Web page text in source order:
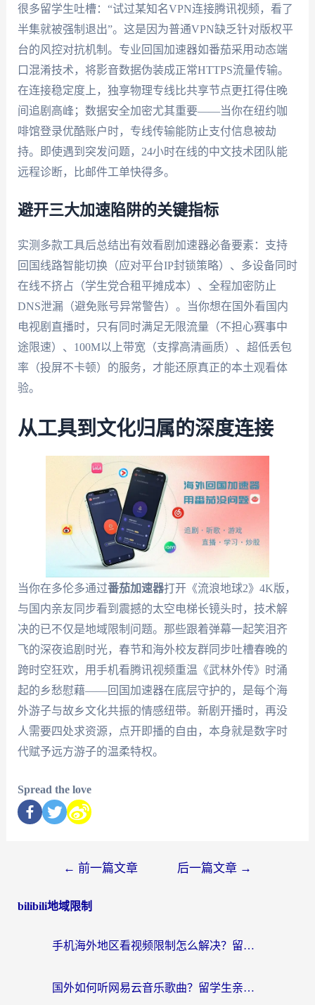
很多留学生吐槽：“试过某知名VPN连接腾讯视频，看了
半集就被强制退出”。这是因为普通VPN缺乏针对版权平
台的风控对抗机制。专业回国加速器如番茄采用动态端
口混淆技术，将影音数据伪装成正常HTTPS流量传输。
在连接稳定度上，独享物理专线比共享节点更扛得住晚
间追剧高峰；数据安全加密尤其重要——当你在纽约咖
啡馆登录优酷账户时，专线传输能防止支付信息被劫
持。即使遇到突发问题，24小时在线的中文技术团队能
远程诊断，比邮件工单快得多。
避开三大加速陷阱的关键指标
实测多款工具后总结出有效看剧加速器必备要素：支持
回国线路智能切换（应对平台IP封锁策略）、多设备同时
在线不挤占（学生党合租平摊成本）、全程加密防止
DNS泄漏（避免账号异常警告）。当你想在国外看国内
电视剧直播时，只有同时满足无限流量（不担心赛事中
途限速）、100M以上带宽（支撑高清画质）、超低丢包
率（投屏不卡顿）的服务，才能还原真正的本土观看体
验。
从工具到文化归属的深度连接
当你在多伦多通过番茄加速器打开《流浪地球2》4K版，
与国内亲友同步看到震撼的太空电梯长镜头时，技术解
决的已不仅是地域限制问题。那些跟着弹幕一起笑泪齐
飞的深夜追剧时光，春节和海外校友群同步吐槽春晚的
跨时空狂欢，用手机看腾讯视频重温《武林外传》时涌
起的乡愁慰藉——回国加速器在底层守护的，是每个海
外游子与故乡文化共振的情感纽带。新剧开播时，再没
人需要四处求资源，点开即播的自由，本身就是数字时
代赋予远方游子的温柔特权。
Spread the love
← 前一篇文章 后一篇文章 →
bilibili地域限制
手机海外地区看视频限制怎么解决？留学生亲测有效的回国加速器指南
国外如何听网易云音乐歌曲？留学生亲测有效的回国加速方案